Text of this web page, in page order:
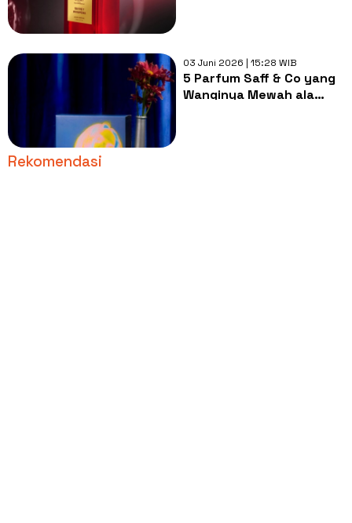
03 Juni 2026 | 15:28 WIB
5 Parfum Saff & Co yang
Wanginya Mewah ala
Rekomendasi